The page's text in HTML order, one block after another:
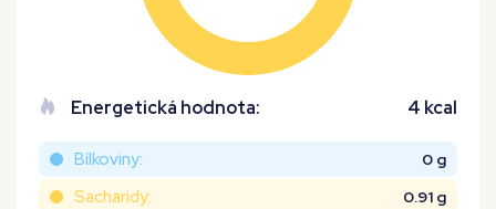
Energetická hodnota: 4 kcal
Bílkoviny: 0 g
Sacharidy: 0.91 g